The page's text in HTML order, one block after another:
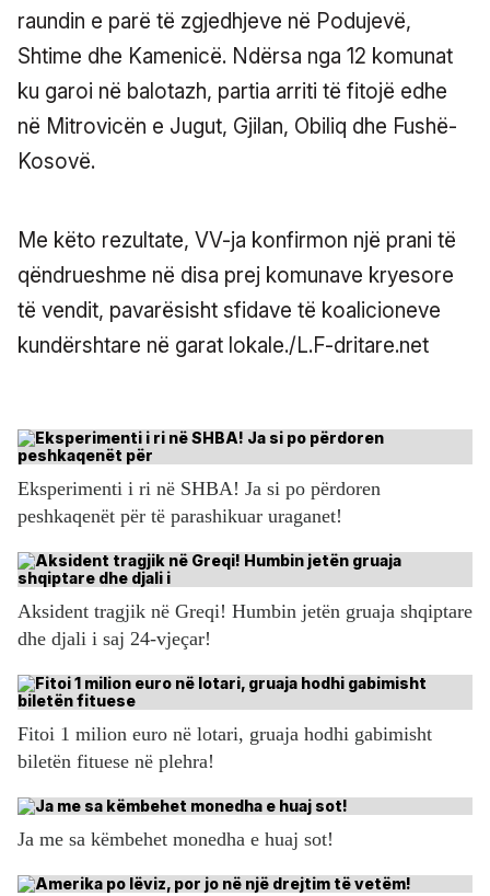
raundin e parë të zgjedhjeve në Podujevë,
Shtime dhe Kamenicë. Ndërsa nga 12 komunat
ku garoi në balotazh, partia arriti të fitojë edhe
në Mitrovicën e Jugut, Gjilan, Obiliq dhe Fushë-
Kosovë.
Me këto rezultate, VV-ja konfirmon një prani të
qëndrueshme në disa prej komunave kryesore
të vendit, pavarësisht sfidave të koalicioneve
kundërshtare në garat lokale./L.F-dritare.net
Eksperimenti i ri në SHBA! Ja si po përdoren
peshkaqenët për të parashikuar uraganet!
Aksident tragjik në Greqi! Humbin jetën gruaja shqiptare
dhe djali i saj 24-vjeçar!
Fitoi 1 milion euro në lotari, gruaja hodhi gabimisht
biletën fituese në plehra!
Ja me sa këmbehet monedha e huaj sot!